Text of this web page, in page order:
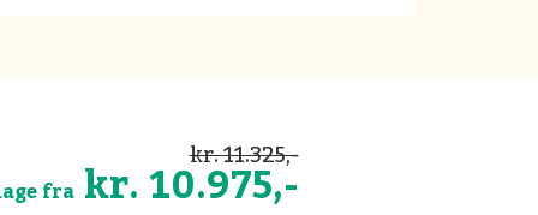
kr. 11.325,-
frakr. 10.975,-